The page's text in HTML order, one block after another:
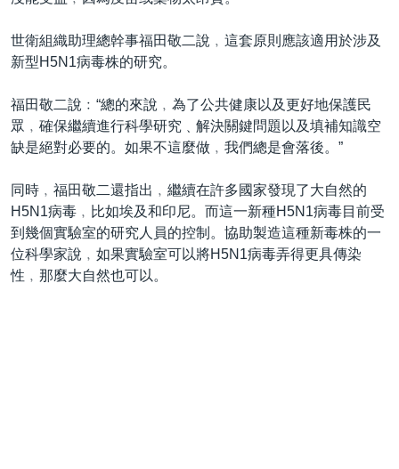
世衛組織助理總幹事福田敬二說﹐這套原則應該適用於涉及
新型H5N1病毒株的研究。
福田敬二說﹕“總的來說﹐為了公共健康以及更好地保護民
眾﹐確保繼續進行科學研究﹑解決關鍵問題以及填補知識空
缺是絕對必要的。如果不這麼做﹐我們總是會落後。”
同時﹐福田敬二還指出﹐繼續在許多國家發現了大自然的
H5N1病毒﹐比如埃及和印尼。而這一新種H5N1病毒目前受
到幾個實驗室的研究人員的控制。協助製造這種新毒株的一
位科學家說﹐如果實驗室可以將H5N1病毒弄得更具傳染
性﹐那麼大自然也可以。